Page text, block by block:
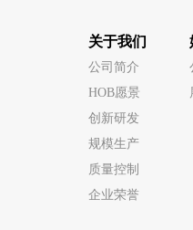
关于我们
公司简介
HOB愿景
创新研发
规模生产
质量控制
企业荣誉